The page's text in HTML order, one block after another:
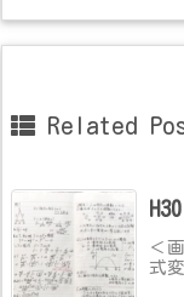
Related
＜
式